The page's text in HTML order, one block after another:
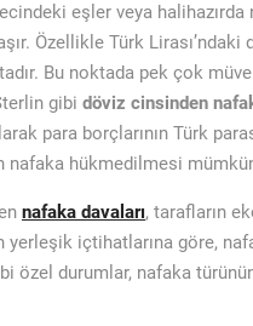
eşler veya halihazırda
Özellikle Türk Lirası’ndaki
Bu noktada pek çok
gibi döviz cinsinden
para borçlarının Türk
nafaka hükmedilmesi
nafaka davaları, tarafların
yerleşik içtihatlarına göre,
özel durumlar, nafaka